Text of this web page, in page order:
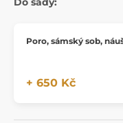
Poro, sámský sob,
+ 650 Kč